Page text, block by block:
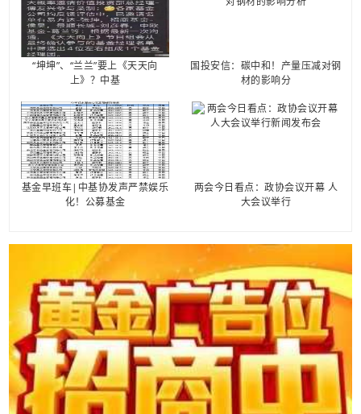
“坤坤”、“兰兰”要上《天天向
上》？中基
国投安信：碳中和！产量压减对钢
材的影响分
基金早班车|中基协发声严禁娱乐
化！公募基金
两会今日看点：政协会议开幕 人
大会议举行